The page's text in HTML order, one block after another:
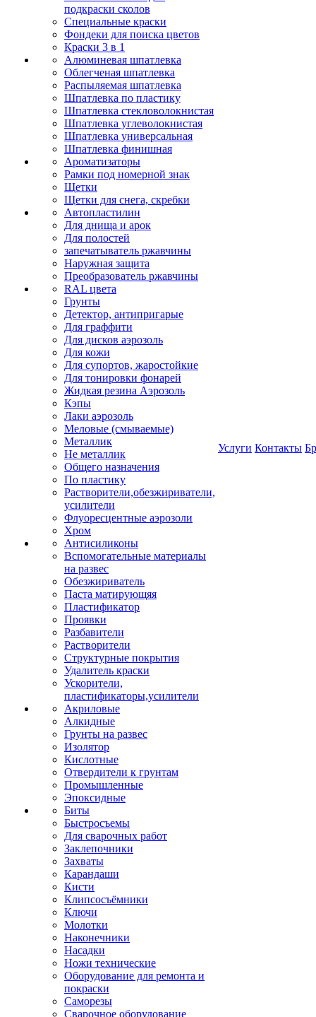
подкраски сколов
Специальные краски
Фондеки для поиска цветов
Краски 3 в 1
Алюминевая шпатлевка
Облегченая шпатлевка
Распыляемая шпатлевка
Шпатлевка по пластику
Шпатлевка стекловолокнистая
Шпатлевка углеволокнистая
Шпатлевка универсальная
Шпатлевка финишная
Ароматизаторы
Рамки под номерной знак
Щетки
Щетки для снега, скребки
Автопластилин
Для днища и арок
Для полостей
запечатыватель ржавчины
Наружная защита
Преобразователь ржавчины
RAL цвета
Грунты
Детектор, антипригарые
Для граффити
Для дисков аэрозоль
Для кожи
Для супортов, жаростойкие
Для тонировки фонарей
Жидкая резина Аэрозоль
Кэпы
Лаки аэрозоль
Меловые (смываемые)
Металлик
Не металлик
Общего назначения
По пластику
Растворители,обезжириватели,
усилители
Флуоресцентные аэрозоли
Хром
Антисиликоны
Вспомогательные материалы
на развес
Обезжириватель
Паста матирующяя
Пластификатор
Проявки
Разбавители
Растворители
Структурные покрытия
Удалитель краски
Ускорители,
пластификаторы,усилители
Акриловые
Алкидные
Грунты на развес
Изолятор
Кислотные
Отвердители к грунтам
Промышленные
Эпоксидные
Биты
Быстросъемы
Для сварочных работ
Заклепочники
Захваты
Карандаши
Кисти
Клипсосъёмники
Ключи
Молотки
Наконечники
Насадки
Ножи технические
Оборудование для ремонта и
покраски
Саморезы
Сварочное оборудование
Услуги Контакты